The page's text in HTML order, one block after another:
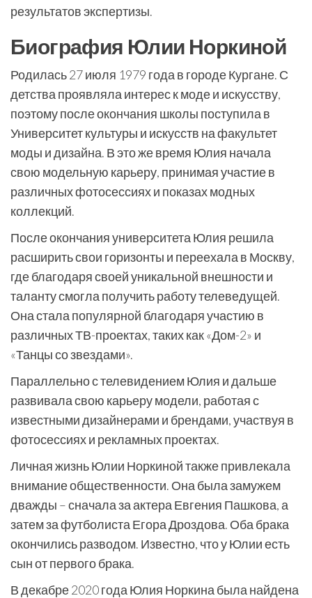
результатов экспертизы.
Биография Юлии Норкиной
Родилась 27 июля 1979 года в городе Кургане. С
детства проявляла интерес к моде и искусству,
поэтому после окончания школы поступила в
Университет культуры и искусств на факультет
моды и дизайна. В это же время Юлия начала
свою модельную карьеру, принимая участие в
различных фотосессиях и показах модных
коллекций.
После окончания университета Юлия решила
расширить свои горизонты и переехала в Москву,
где благодаря своей уникальной внешности и
таланту смогла получить работу телеведущей.
Она стала популярной благодаря участию в
различных ТВ-проектах, таких как «Дом-2» и
«Танцы со звездами».
Параллельно с телевидением Юлия и дальше
развивала свою карьеру модели, работая с
известными дизайнерами и брендами, участвуя в
фотосессиях и рекламных проектах.
Личная жизнь Юлии Норкиной также привлекала
внимание общественности. Она была замужем
дважды – сначала за актера Евгения Пашкова, а
затем за футболиста Егора Дроздова. Оба брака
окончились разводом. Известно, что у Юлии есть
сын от первого брака.
В декабре 2020 года Юлия Норкина была найдена